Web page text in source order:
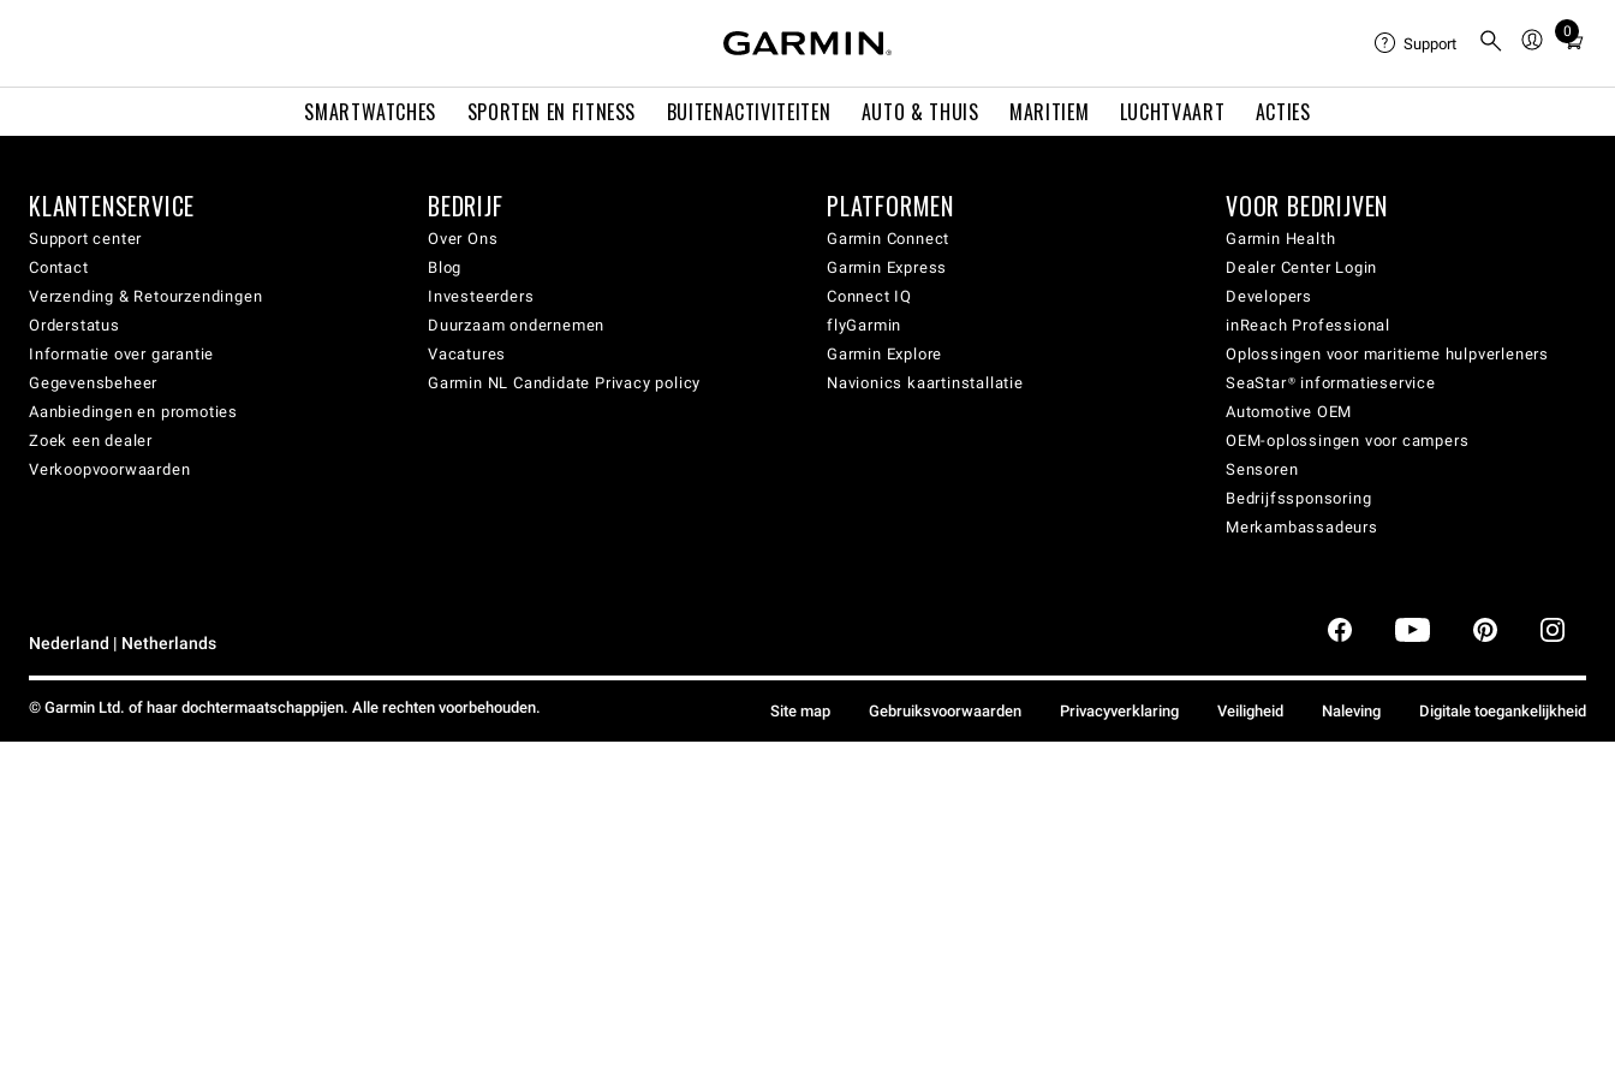
SMARTWATCHES SPORTEN EN FITNESS BUITENACTIVITEITEN AUTO & THUIS MARITIEM LUCHTVAART ACTIES
Support
0
Total
cart:
KLANTENSERVICE
Support center
Contact
Verzending & Retourzendingen
Orderstatus
Informatie over garantie
Gegevensbeheer
Aanbiedingen en promoties
Zoek een dealer
Verkoopvoorwaarden
BEDRIJF
Over Ons
Blog
Investeerders
Duurzaam ondernemen
Vacatures
Garmin NL Candidate Privacy policy
PLATFORMEN
Garmin Connect
Garmin Express
Connect IQ
flyGarmin
Garmin Explore
Navionics kaartinstallatie
VOOR BEDRIJVEN
Garmin Health
Dealer Center Login
Developers
inReach Professional
Oplossingen voor maritieme hulpverleners
SeaStar® informatieservice
Automotive OEM
OEM-oplossingen voor campers
Sensoren
Bedrijfssponsoring
Merkambassadeurs
Nederland | Netherlands
© Garmin Ltd. of haar dochtermaatschappijen. Alle rechten voorbehouden. Site map Gebruiksvoorwaarden Privacyverklaring Veiligheid Naleving Digitale toegankelijkheid